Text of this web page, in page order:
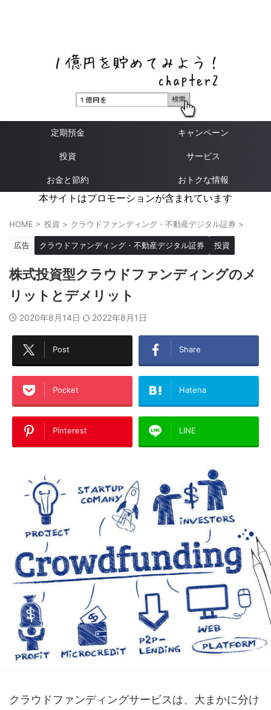
定期預金 キャンペーン
投資 サービス
お金と節約 おトクな情報
本サイトはプロモーションが含まれています
HOME > 投資 > クラウドファンディング・不動産デジタル証券 >
広告 クラウドファンディング・不動産デジタル証券 投資
株式投資型クラウドファンディングのメ
リットとデメリット
2020年8月14日 2022年8月1日
Post Share
Pocket Hatena
Pinterest LINE
クラウドファンディングサービスは、大まかに分け